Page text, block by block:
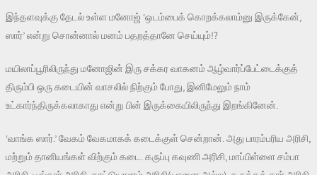
இந்தளவுக்கு தேடல் உள்ள மனோஜ் ‘ஒடம்பைக் கொறக்கலாம்னு இருக்கேன்,
ஸார்’ என்று சொன்னால் மனம் பதறத்தானே செய்யும்!?
மயிலாப்பூரிலிருந்து மனோஜின் இரு சக்கர வாகனம் ஆழ்வார்ப்பேட்டைக்குத்
திரும்பி ஒரு கடையின் வாசலில் நிற்கும் போது, இனிமேலும் நாம்
உட்கார்ந்திருக்கலாகாது என்று பின் இருக்கையிலிருந்து இறங்கினேன்.
‘வாங்க ஸார்.’ வேகம் வேகமாகக் கடைக்குள் சென்றான். அது பாரம்பரிய அரிசி,
மற்றும் தானியங்கள் விற்கும் கடை. கருப்பு கவுணி அரிசி, மாப்பிள்ளை சம்பா